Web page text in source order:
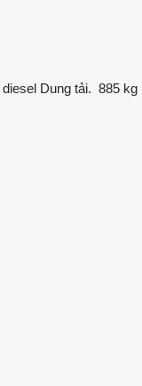
diesel Dung tải. 885 kg